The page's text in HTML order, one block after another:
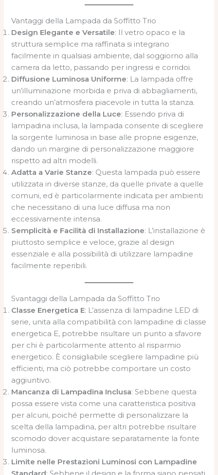
Vantaggi della Lampada da Soffitto Trio
Design Elegante e Versatile: Il vetro opaco e la
struttura semplice ma raffinata si integrano
facilmente in qualsiasi ambiente, dal soggiorno alla
camera da letto, passando per ingressi e corridoi.
Diffusione Luminosa Uniforme: La lampada offre
un’illuminazione morbida e priva di abbagliamenti,
creando un’atmosfera piacevole in tutta la stanza.
Personalizzazione della Luce: Essendo priva di
lampadina inclusa, la lampada consente di scegliere
la sorgente luminosa in base alle proprie esigenze,
dando un margine di personalizzazione maggiore
rispetto ad altri modelli.
Adatta a Varie Stanze: Questa lampada può essere
utilizzata in diverse stanze, da quelle private a quelle
comuni, ed è particolarmente indicata per ambienti
che necessitano di una luce diffusa ma non
eccessivamente intensa.
Semplicità e Facilità di Installazione: L’installazione è
piuttosto semplice e veloce, grazie al design
essenziale e alla possibilità di utilizzare lampadine
facilmente reperibili.
Svantaggi della Lampada da Soffitto Trio
Classe Energetica E: L’assenza di lampadine LED di
serie, unita alla compatibilità con lampadine di classe
energetica E, potrebbe risultare un punto a sfavore
per chi è particolarmente attento al risparmio
energetico. È consigliabile scegliere lampadine più
efficienti, ma ciò potrebbe comportare un costo
aggiuntivo.
Mancanza di Lampadina Inclusa: Sebbene questa
possa essere vista come una caratteristica positiva
per alcuni, poiché permette di personalizzare la
scelta della lampadina, per altri potrebbe risultare
scomodo dover acquistare separatamente la fonte
luminosa.
Limite nelle Prestazioni Luminosi con Lampadine